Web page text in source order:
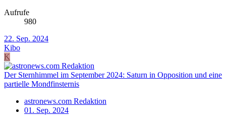
Aufrufe
980
22. Sep. 2024
Kibo
K
Der Sternhimmel im September 2024: Saturn in Opposition und eine
partielle Mondfinsternis
astronews.com Redaktion
01. Sep. 2024